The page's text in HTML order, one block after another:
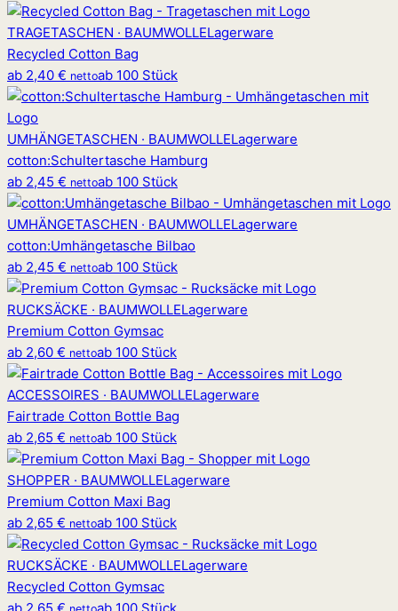
TRAGETASCHEN · BAUMWOLLELagerware
Recycled Cotton Bag
ab 2,40 € nettoab 100 Stück
UMHÄNGETASCHEN · BAUMWOLLELagerware
cotton:Schultertasche Hamburg
ab 2,45 € nettoab 100 Stück
UMHÄNGETASCHEN · BAUMWOLLELagerware
cotton:Umhängetasche Bilbao
ab 2,45 € nettoab 100 Stück
RUCKSÄCKE · BAUMWOLLELagerware
Premium Cotton Gymsac
ab 2,60 € nettoab 100 Stück
ACCESSOIRES · BAUMWOLLELagerware
Fairtrade Cotton Bottle Bag
ab 2,65 € nettoab 100 Stück
SHOPPER · BAUMWOLLELagerware
Premium Cotton Maxi Bag
ab 2,65 € nettoab 100 Stück
RUCKSÄCKE · BAUMWOLLELagerware
Recycled Cotton Gymsac